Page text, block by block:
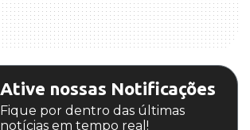
Ative nossas Notificações
Fique por dentro das últimas
notícias em tempo real!